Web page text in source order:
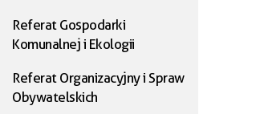
Referat Gospodarki
Komunalnej i Ekologii
Referat Organizacyjny i Spraw
Obywatelskich